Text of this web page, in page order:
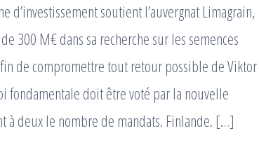
d’investissement soutient l’auvergnat Limagrain,
300 M€ dans sa recherche sur les semences
de compromettre tout retour possible de Viktor
fondamentale doit être voté par la nouvelle
à deux le nombre de mandats. Finlande. […]